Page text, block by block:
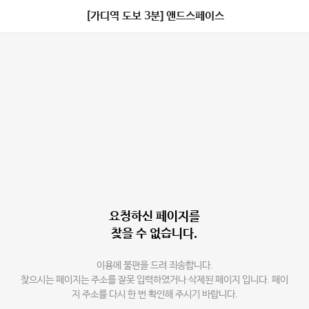
[가디역 도보 3분] 앤드스페이스
요청하신 페이지를
찾을 수 없습니다.
이용에 불편을 드려 죄송합니다.
찾으시는 페이지는 주소를 잘못 입력하였거나 삭제된 페이지 입니다. 페이
지 주소를 다시 한 번 확인해 주시기 바랍니다.